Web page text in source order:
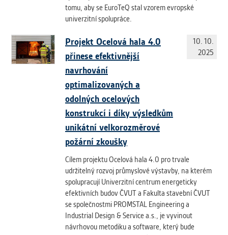
vždy aktivní.
ANALYTICKÉ
Slouží pro získávání anonymizovaných
statistických údajů, které nám pomáhají
vylepšovat naše aplikace. Zpravidla jde o
cookies systémů třetích stran, které k
těmto účelům využíváme.
MARKETINGOVÉ
Využívané za účelem zobrazení
Vašich preferencí. Zpravidla jde o
cookies systémů třetích stran, které nám
s analýzou uživatelského chování
tomu, aby se EuroTeQ stal vzorem evropské
univerzitní spolupráce.
Projekt Ocelová hala 4.0
přinese efektivnější
navrhování
optimalizovaných a
odolných ocelových
konstrukcí i díky výsledkům
unikátní velkorozměrové
požární zkoušky
10. 10.
2025
Cílem projektu Ocelová hala 4.0 pro trvale
udržitelný rozvoj průmyslové výstavby, na kterém
spolupracují Univerzitní centrum energeticky
efektivních budov ČVUT a Fakulta stavební ČVUT
se společnostmi PROMSTAL Engineering a
Industrial Design & Service a.s., je vyvinout
návrhovou metodiku a software, který bude